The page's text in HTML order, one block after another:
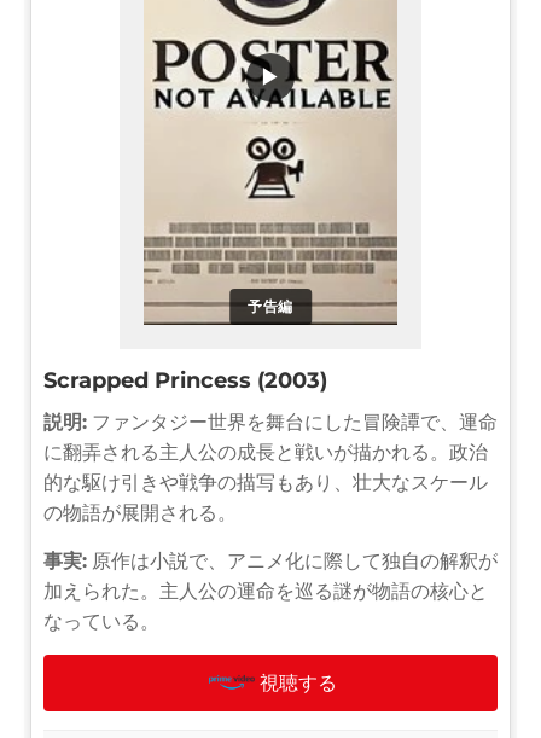
予告編
▶
Scrapped Princess (2003)
説明: ファンタジー世界を舞台にした冒険譚で、運命
に翻弄される主人公の成長と戦いが描かれる。政治
的な駆け引きや戦争の描写もあり、壮大なスケール
の物語が展開される。
事実: 原作は小説で、アニメ化に際して独自の解釈が
加えられた。主人公の運命を巡る謎が物語の核心と
なっている。
視聴する